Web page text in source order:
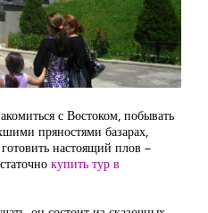
с Востоком, побывать
пряностями базарах,
настоящий плов –
купить тур в